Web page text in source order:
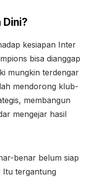
kesiapan Inter
bisa dianggap
mungkin terdengar
mendorong klub-
membangun
mengejar hasil
benar belum siap
Itu tergantung